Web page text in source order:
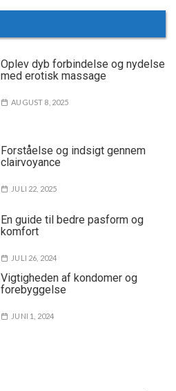
Oplev dyb forbindelse og nydelse
med erotisk massage
AUGUST 8, 2025
Forståelse og indsigt gennem
clairvoyance
JULI 22, 2025
En guide til bedre pasform og
komfort
JULI 26, 2024
Vigtigheden af kondomer og
forebyggelse
JUNI 1, 2024